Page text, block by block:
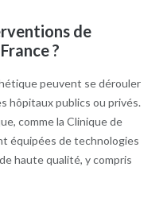
de
?
peuvent se dérouler
hôpitaux publics ou privés.
comme la Clinique de
équipées de technologies
haute qualité, y compris